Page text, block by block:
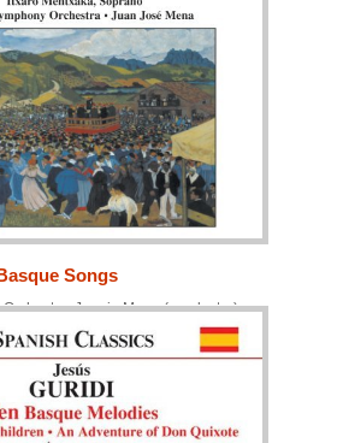
Songs
Juanjo Mena (conductor)